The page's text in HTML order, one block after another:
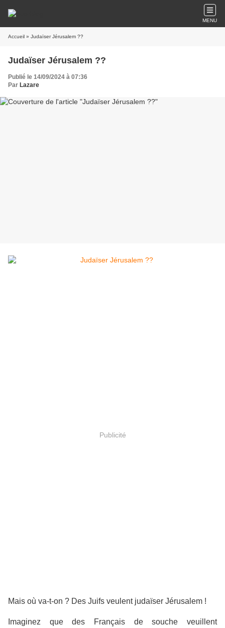
MENU
Accueil » Judaïser Jérusalem ??
Judaïser Jérusalem ??
Publié le 14/09/2024 à 07:36
Par Lazare
Publicité
Mais où va-t-on ? Des Juifs veulent judaïser Jérusalem !
Imaginez que des Français de souche veuillent